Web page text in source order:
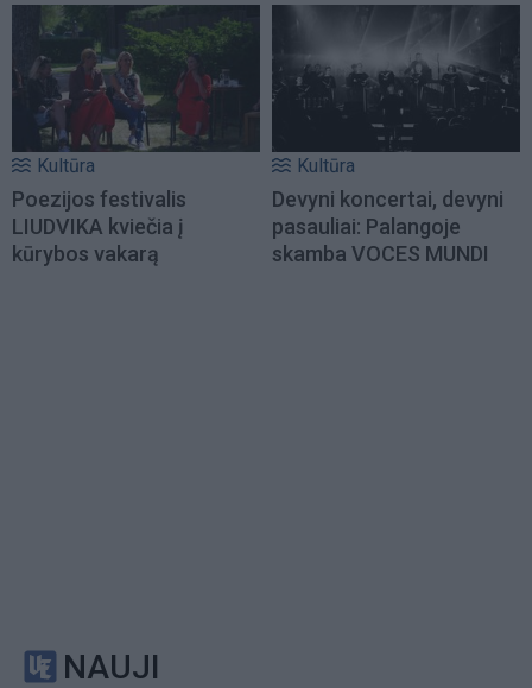
Kultūra
Poezijos festivalis
LIUDVIKA kviečia į
kūrybos vakarą
Kultūra
Devyni koncertai, devyni
pasauliai: Palangoje
skamba VOCES MUNDI
NAUJI